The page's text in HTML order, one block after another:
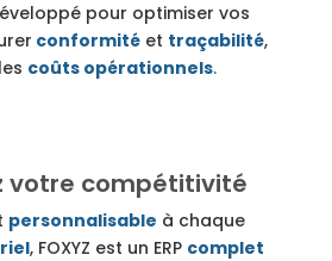
pour optimiser vos
conformité et traçabilité,
coûts opérationnels.
votre compétitivité
personnalisable à chaque
, FOXYZ est un ERP complet